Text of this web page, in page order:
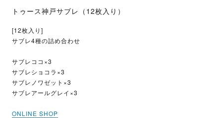
トゥース神戸サブレ（12枚入り）
[12枚入り]
サブレ4種の詰め合わせ
サブレココ×3
サブレショコラ×3
サブレノワゼット×3
サブレアールグレイ×3
ONLINE SHOP